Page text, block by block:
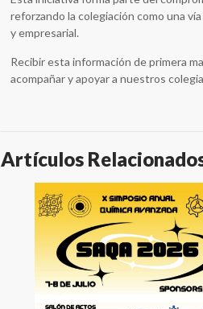
reforzando la colegiación como una
y empresarial.
Recibir esta información de primera
acompañar y apoyar a nuestros
Artículos